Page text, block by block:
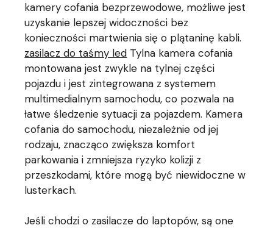
kamery cofania bezprzewodowe, możliwe jest
uzyskanie lepszej widoczności bez
konieczności martwienia się o plątaninę kabli.
zasilacz do taśmy led Tylna kamera cofania
montowana jest zwykle na tylnej części
pojazdu i jest zintegrowana z systemem
multimedialnym samochodu, co pozwala na
łatwe śledzenie sytuacji za pojazdem. Kamera
cofania do samochodu, niezależnie od jej
rodzaju, znacząco zwiększa komfort
parkowania i zmniejsza ryzyko kolizji z
przeszkodami, które mogą być niewidoczne w
lusterkach.
Jeśli chodzi o zasilacze do laptopów, są one